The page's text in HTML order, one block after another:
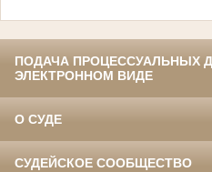
ПОДАЧА ПРОЦЕССУАЛЬНЫХ
ЭЛЕКТРОННОМ ВИДЕ
О СУДЕ
СУДЕЙСКОЕ СООБЩЕСТВО